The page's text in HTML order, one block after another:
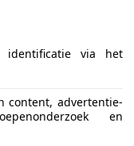
identificatie via het
content, advertentie-
en